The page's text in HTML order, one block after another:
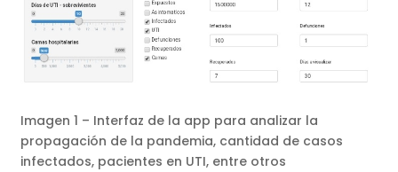
Imagen 1 – Interfaz de la app para analizar la
propagación de la pandemia, cantidad de casos
infectados, pacientes en UTI, entre otros